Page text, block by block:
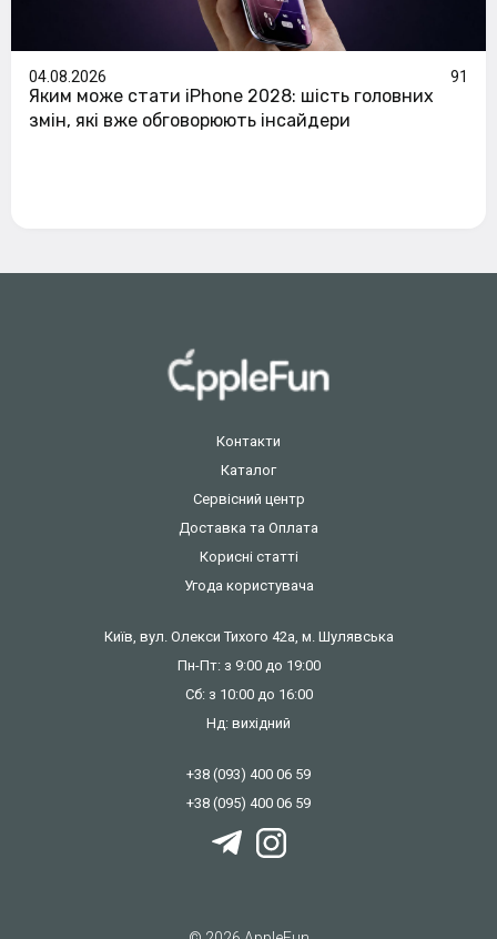
04.08.2026 91
Яким може стати iPhone 2028: шість головних
змін, які вже обговорюють інсайдери
Контакти
Каталог
Сервісний центр
Доставка та Оплата
Корисні статті
Угода користувача
Київ, вул. Олекси Тихого 42а, м. Шулявська
Пн-Пт: з 9:00 до 19:00
Сб: з 10:00 до 16:00
Нд: вихідний
+38 (093) 400 06 59
+38 (095) 400 06 59